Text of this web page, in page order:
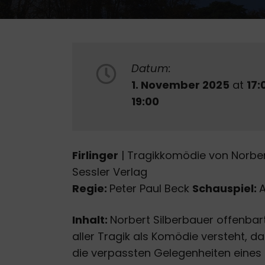
Datum:
1. November 2025 at
19:00
Firlinger | Tragikkomödie von
Sessler Verlag
Regie: Peter Paul Beck Schauspiel:
Inhalt: Norbert Silberbauer
aller Tragik als Komödie versteht,
die verpassten Gelegenheiten